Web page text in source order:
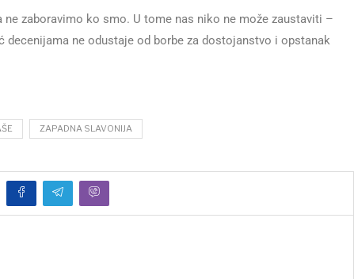
zaboravimo ko smo. U tome nas niko ne može zaustaviti –
ne odustaje od borbe za dostojanstvo i opstanak
ZAPADNA SLAVONIJA